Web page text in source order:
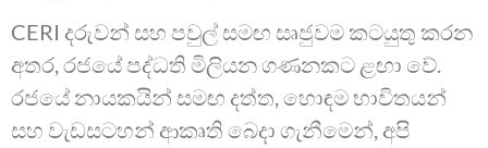
CERI දරුවන් සහ පවුල් සමඟ සෘජුවම කටයුතු කරන
අතර, රජයේ පද්ධති මිලියන ගණනකට ළඟා වේ.
රජයේ නායකයින් සමඟ දත්ත, හොඳම භාවිතයන්
සහ වැඩසටහන් ආකෘති බෙදා ගැනීමෙන්, අපි